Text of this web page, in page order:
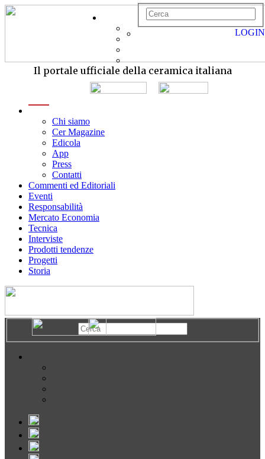
Il portale ufficiale della ceramica italiana
Chi siamo
Cer Magazine
Edicola
App
Press
Contatti
Commenti ed Editoriali
Eventi
Responsabilità
Mercato Economia
Tecnica
Interviste
Prodotti tendenze
Progetti
Storia
LOGIN